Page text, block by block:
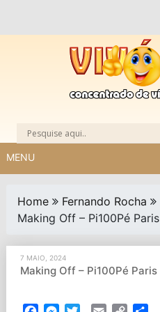
MENU
Home
Fernando Rocha
Making Off – Pi100Pé Paris
7 MAIO, 2024
Making Off – Pi100Pé Paris